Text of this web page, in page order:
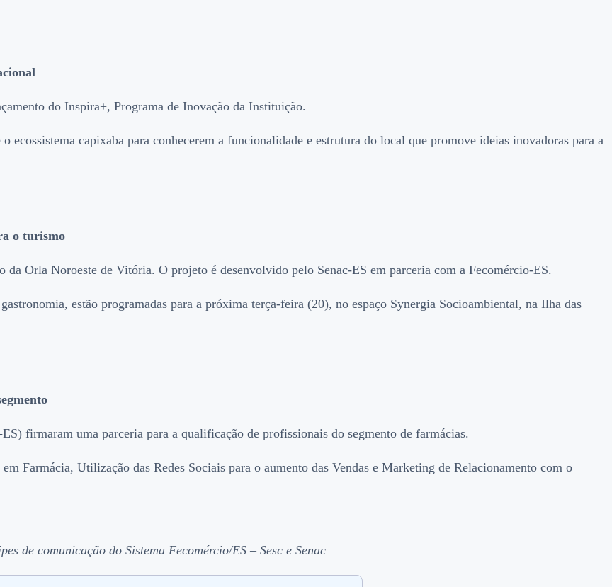
do Inspira+, Programa de Inovação da Instituição.
ecossistema capixaba para conhecerem a funcionalidade e estrutura do local que promove ideias inovadoras para a
o turismo
Orla Noroeste de Vitória. O projeto é desenvolvido pelo Senac-ES em parceria com a Fecomércio-ES.
estão programadas para a próxima terça-feira (20), no espaço Synergia Socioambiental, na Ilha das
firmaram uma parceria para a qualificação de profissionais do segmento de farmácias.
Farmácia, Utilização das Redes Sociais para o aumento das Vendas e Marketing de Relacionamento com o
de comunicação do Sistema Fecomércio/ES – Sesc e Senac